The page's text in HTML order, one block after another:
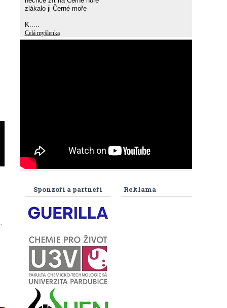
zlákalo ji Černé moře
K.....
Celá myšlenka
Reklama
Sponzoři a partneři